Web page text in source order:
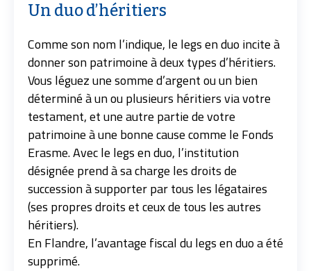
Un duo d’héritiers
Comme son nom l’indique, le legs en duo incite à
donner son patrimoine à deux types d’héritiers.
Vous léguez une somme d’argent ou un bien
déterminé à un ou plusieurs héritiers via votre
testament, et une autre partie de votre
patrimoine à une bonne cause comme le Fonds
Erasme. Avec le legs en duo, l’institution
désignée prend à sa charge les droits de
succession à supporter par tous les légataires
(ses propres droits et ceux de tous les autres
héritiers).
En Flandre, l’avantage fiscal du legs en duo a été
supprimé.